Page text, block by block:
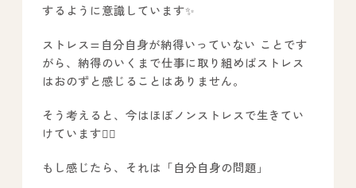
するように意識しています✨
ストレス=自分自身が納得いっていない ことです
がら、納得のいくまで仕事に取り組めばストレス
はおのずと感じることはありません。
そう考えると、今はほぼノンストレスで生きてい
けています🙆‍♂️
もし感じたら、それは「自分自身の問題」